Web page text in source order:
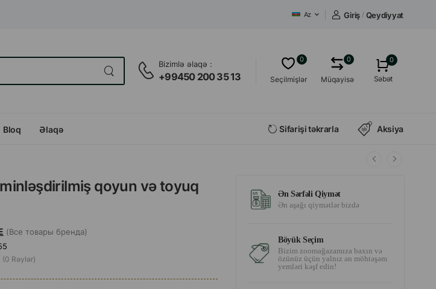
Az Giriş / Qeydiyyat
Bizimlə əlaqə :
+99450 200 35 13 Seçilmişlər
0
Müqayisə
0 0
Səbət
Bloq Əlaqə Sifarişi təkrarla Aksiya
qoyun və toyuq
(Все товары бренда)
(0 Rəylər)
Ən Sərfəli Qiymət
Ən aşağı qiymətlər bizdə
Böyük Seçim
Bizim zoomağazamıza baxın və
özünüz üçün yalnız ən möhtəşəm
yemləri kəşf edin!